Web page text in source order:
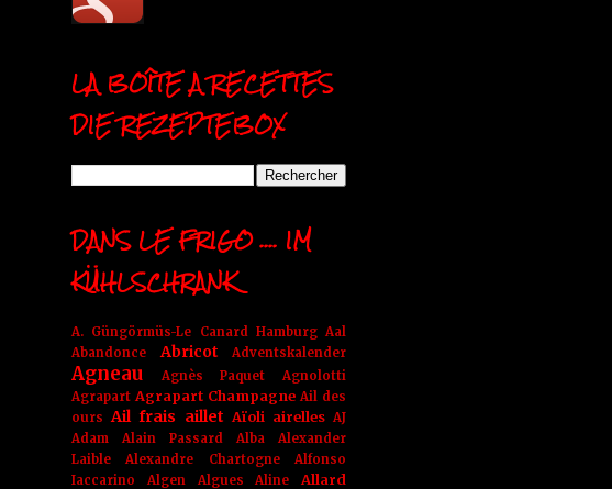
LA BOÎTE A RECETTES
DIE REZEPTEBOX
DANS LE FRIGO .... IM
KÜHLSCHRANK
A. Güngörmüs-Le Canard Hamburg Aal
Abandonce
Abricot Adventskalender
Agneau Agnès Paquet
Agnolotti
Agrapart Agrapart Champagne Ail des
ours Ail frais aillet Aïoli airelles AJ
Adam
Alain Passard Alba
Alexander
Laible
Alexandre Chartogne
Alfonso
Iaccarino
Algen Algues Aline
Allard